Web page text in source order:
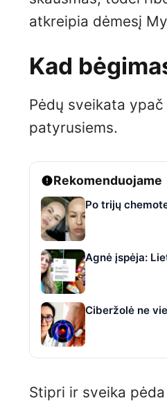
atkreipia dėmesį
Kad
Pėdų sveikata
patyrusiems.
Rekomenduojame
Po trijų
Agnė įspėja:
Ciberžolė ne
Stipri ir sveika